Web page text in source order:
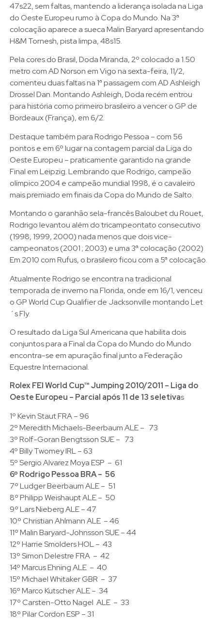
47s22, sem faltas, mantendo a liderança isolada na Liga
do Oeste Europeu rumo à Copa do Mundo. Na 3ª
colocação aparece a sueca Malin Baryard apresentando
H&M Tornesh, pista limpa, 48s15.
Pela cores do Brasil, Doda Miranda, 2º colocado a 1.50
metro com AD Norson em Vigo na sexta-feira, 11/2,
comenteu duas faltas na 1ª passagem com AD Ashleigh
Drossel Dan. Montando Ashleigh, Doda recém entrou
para história como primeiro brasileiro a vencer o GP de
Bordeaux (França), em 6/2.
Destaque também para Rodrigo Pessoa – com 56
pontos e em 6º lugar na contagem parcial da Liga do
Oeste Europeu – praticamente garantido na grande
Final em Leipzig. Lembrando que Rodrigo, campeão
olímpico 2004 e campeão mundial 1998, é o cavaleiro
mais premiado em finais da Copa do Mundo de Salto.
Montando o garanhão sela-francês Baloubet du Rouet,
Rodrigo levantou além do tricampeontato consecutivo
(1998, 1999, 2000) nada menos que dois vice-
campeonatos (2001 ; 2003) e uma 3ª colocação (2002)
Em 2010 com Rufus, o brasileiro ficou com a 5ª colocação.
Atualmente Rodrigo se encontra na tradicional
temporada de inverno na Florida, onde em 16/1, venceu
o GP World Cup Qualifier de Jacksonville montando Let
´s Fly.
O resultado da Liga Sul Americana que habilita dois
conjuntos para a Final da Copa do Mundo do Mundo
encontra-se em apuração final junto a Federação
Equestre Internacional.
Rolex FEI World Cup™ Jumping 2010/2011 – Liga do
Oeste Europeu – Parcial após 11 de 13 seletivas
1º Kevin Staut FRA – 96
2º Meredith Michaels-Beerbaum ALE – 73
3º Rolf-Goran Bengtsson SUE – 73
4º Billy Twomey IRL – 63
5º Sergio Alvarez Moya ESP – 61
6º Rodrigo Pessoa BRA – 56
7º Ludger Beerbaum ALE – 51
8º Philipp Weishaupt ALE – 50
9º Lars Nieberg ALE – 47
10º Christian Ahlmann ALE – 46
11º Malin Baryard-Johnsson SUE – 44
12º Harrie Smolders HOL – 43
13º Simon Delestre FRA – 42
14º Marcus Ehning ALE – 40
15º Michael Whitaker GBR – 37
16º Marco Kutscher ALE – 34
17º Carsten-Otto Nagel ALE – 33
18º Pilar Cordon ESP – 31